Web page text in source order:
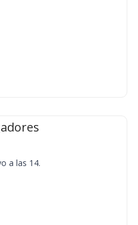
a las 14.